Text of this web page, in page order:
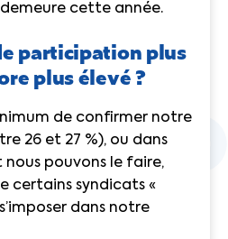
cette année.
participation plus
plus élevé ?
de confirmer notre
26 et 27 %), ou dans
nous pouvons le faire,
certains syndicats «
dans notre